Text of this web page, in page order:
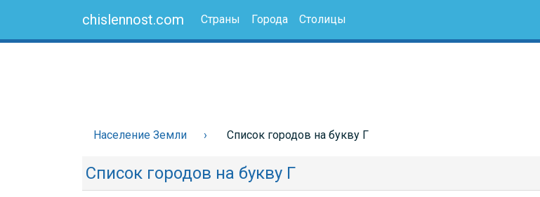
chislennost.com Страны Города Столицы
Население Земли Список городов на букву Г
Список городов на букву Г